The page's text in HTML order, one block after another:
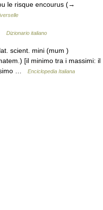
le risque encourus (→
Dizionario italiano
scient. mini (mum )
[il minimo tra i massimi: il
…
Enciclopedia Italiana